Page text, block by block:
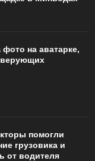
на аватарке,
верующих
помогли
грузовика и
от водителя